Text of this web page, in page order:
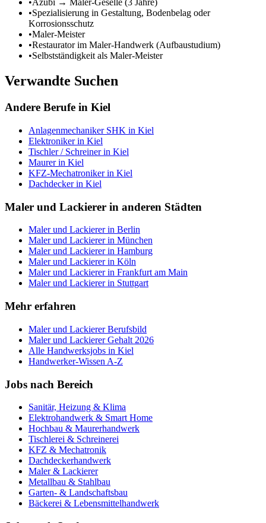
•Azubi → Maler-Geselle (3 Jahre)
•Spezialisierung in Gestaltung, Bodenbelag oder
Korrosionsschutz
•Maler-Meister
•Restaurator im Maler-Handwerk (Aufbaustudium)
•Selbstständigkeit als Maler-Meister
Verwandte Suchen
Andere Berufe in Kiel
Anlagenmechaniker SHK in Kiel
Elektronikerin Kiel
Tischler / Schreinerin Kiel
Maurerin Kiel
KFZ-Mechatronikerin Kiel
Dachdeckerin Kiel
Maler und Lackierer in anderen Städten
Maler und Lackiererin Berlin
Maler und Lackiererin München
Maler und Lackiererin Hamburg
Maler und Lackiererin Köln
Maler und Lackiererin Frankfurt am Main
Maler und Lackiererin Stuttgart
Mehr erfahren
Maler und LackiererBerufsbild
Maler und LackiererGehalt 2026
Alle Handwerksjobs in Kiel
Handwerker-Wissen A-Z
Jobs nach Bereich
Sanitär, Heizung & Klima
Elektrohandwerk & Smart Home
Hochbau & Maurerhandwerk
Tischlerei & Schreinerei
KFZ & Mechatronik
Dachdeckerhandwerk
Maler & Lackierer
Metallbau & Stahlbau
Garten- & Landschaftsbau
Bäckerei & Lebensmittelhandwerk